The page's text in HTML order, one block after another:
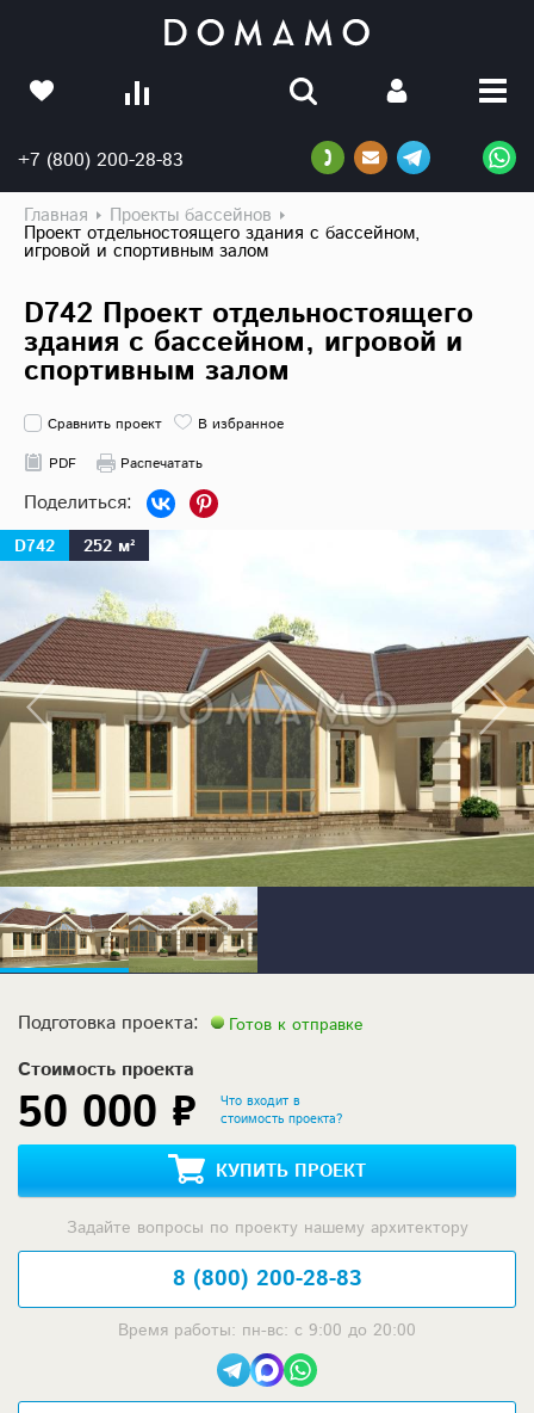
+7 (800) 200-28-83
Главная Проекты бассейнов
Проект отдельностоящего здания с бассейном,
игровой и спортивным залом
D742 Проект отдельностоящего
здания с бассейном, игровой и
спортивным залом
Сравнить проект
В избранное
PDF
Распечатать
D742 252 м²
Подготовка проекта: Готов к отправке
Стоимость проекта
50 000 ₽
Что входит в
стоимость проекта?
КУПИТЬ ПРОЕКТ
Задайте вопросы по проекту нашему архитектору
8 (800) 200-28-83
Время работы: пн-вс: с 9:00 до 20:00